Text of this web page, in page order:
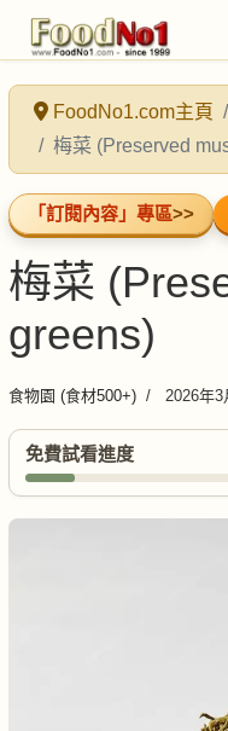
FoodNo1.com主頁
梅菜 (Preserved
「訂閱內容」專區>>
梅菜
greens)
食物園 (食材500+) 2026年3
免費試看進度